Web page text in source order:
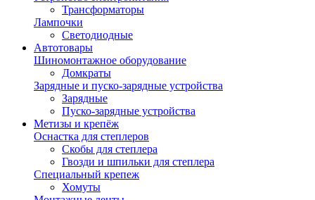
Трансформаторы
Лампочки
Светодиодные
Автотовары
Шиномонтажное оборудование
Домкраты
Зарядные и пуско-зарядные устройства
Зарядные
Пуско-зарядные устройства
Метизы и крепёж
Оснастка для степлеров
Скобы для степлера
Гвозди и шпильки для степлера
Специальный крепеж
Хомуты